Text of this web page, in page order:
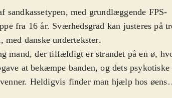
med grundlæggende FPS-
fra 16 år. Sværhedsgrad kan justeres på
med danske undertekster.
mand, der tilfældigt er strandet på en ø,
at bekæmpe banden, og dets psykotiske
Heldigvis finder man hjælp hos øens